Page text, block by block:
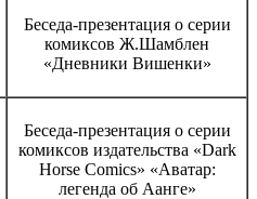
Беседа-презентация о серии
комиксов Ж.Шамблен
«Дневники Вишенки»
Беседа-презентация о серии
комиксов издательства «Dark
Horse Comics» «Аватар:
легенда об Аанге»